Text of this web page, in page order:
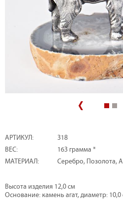
АРТИКУЛ:
318
ВЕС:
163 грамма *
МАТЕРИАЛ:
Серебро, Позолота,
Высота изделия 12,0 см
Основание: камень агат, диаметр: 10,0